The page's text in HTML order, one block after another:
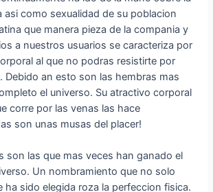
asi­ como sexualidad de su poblacion
que manera pieza de la compania y
a nuestros usuarios se caracteriza por
al que no podras resistirte por
Debido an esto son las hembras mas
el universo. Su atractivo corporal
corre por las venas las hace
son unas musas del placer!
son las que mas veces han ganado el
Un nombramiento que no solo
ha sido elegida roza la perfeccion fisica.